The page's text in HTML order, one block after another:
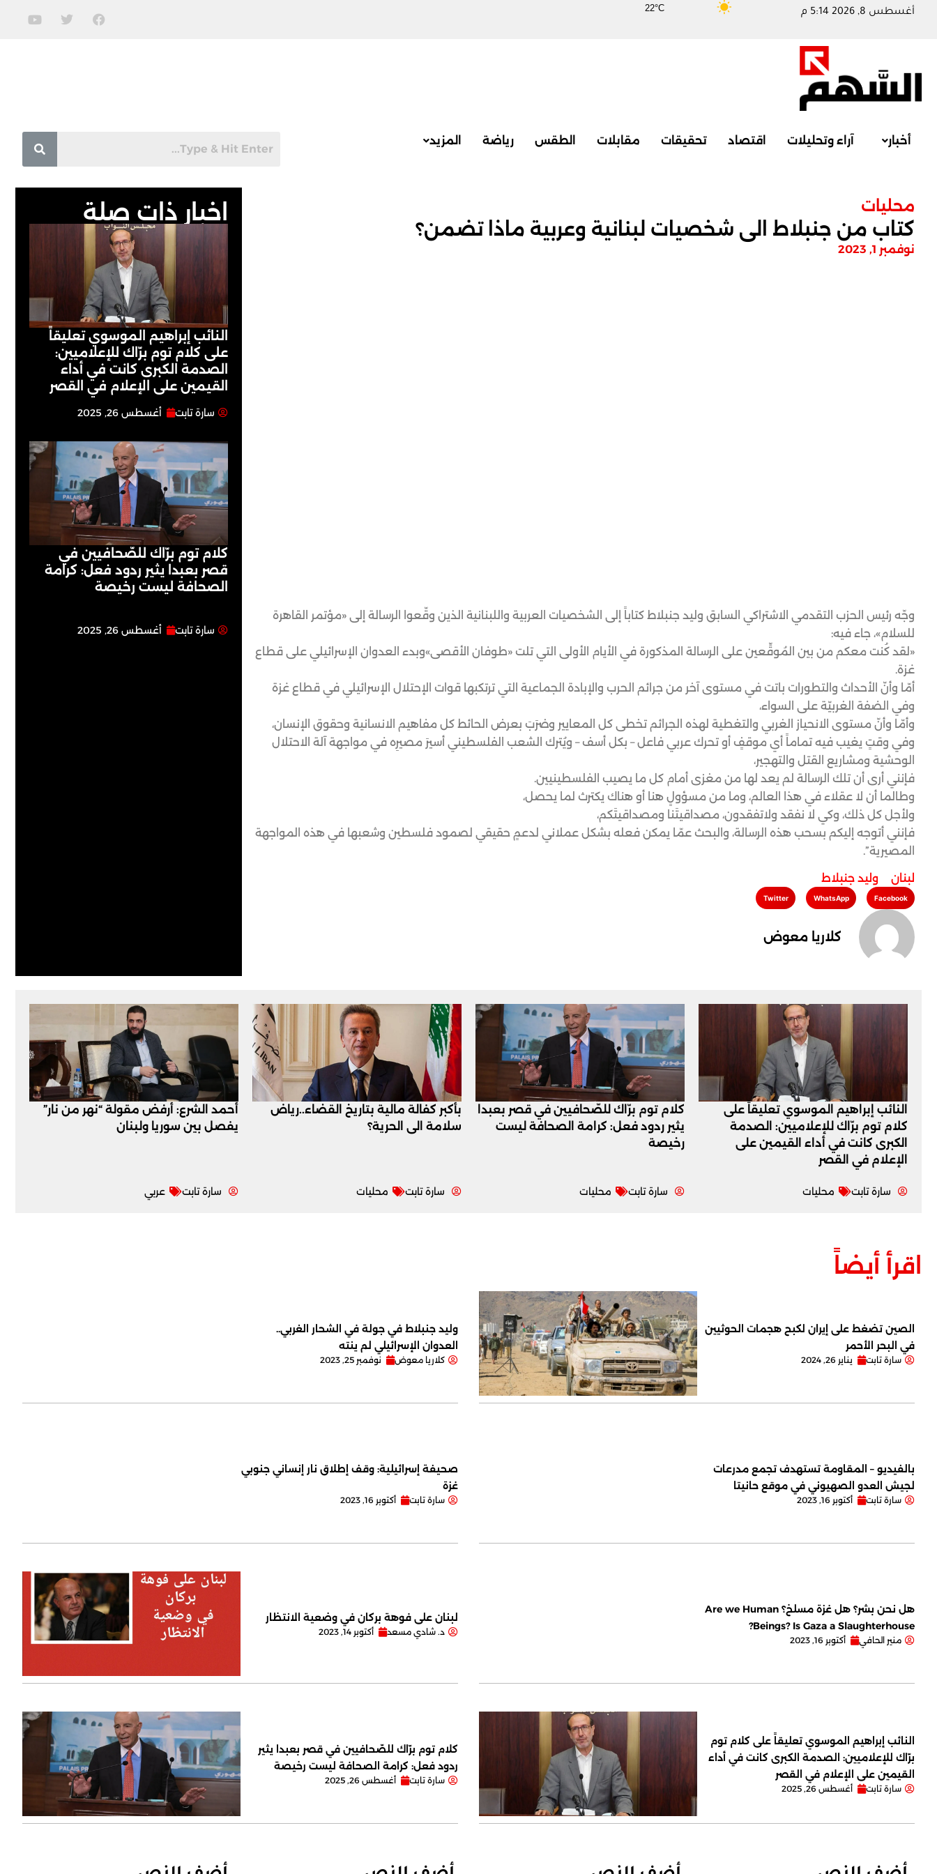
22°C أغسطس 8, 2026 5:14 م
أخبار آراء وتحليلات اقتصاد تحقيقات مقابلات الطقس رياضة المزيد
اخبار ذات صلة
النائب إبراهيم الموسوي تعليقاً
على كلام توم برّاك للإعلاميين:
الصدمة الكبرى كانت في أداء
القيمين على ‏الإعلام في القصر
سارة تابت أغسطس 26, 2025
كلام توم برّاك للصّحافيين في
قصر بعبدا يثير ردود فعل: كرامة
الصحافة ليست رخيصة
سارة تابت أغسطس 26, 2025
محليات
كتاب من جنبلاط الى شخصيات لبنانية وعربية ماذا تضمن؟
نوفمبر 1, 2023
وجّه رئيس الحزب التقدمي الاشتراكي السابق وليد جنبلاط كتاباً إلى الشخصيات العربية واللبنانية الذين وقّعوا الرسالة إلى «مؤتمر القاهرة
للسلام»، جاء فيه:
«لقد كُنت معكم من بين المُوقِّعين على الرسالة المذكورة في الأيام الأولى التي تلت «طوفان الأقصى»وبدء العدوان الإسرائيلي على قطاع
غزة.
أمّا وأنّ الأحداث والتطورات باتت في مستوى آخر من جرائم الحرب والإبادة الجماعية التي ترتكبها قوات الإحتلال الإسرائيلي في قطاع غزة
وفي الضفة الغربيّة على السواء،
وأمّا وأنّ مستوى الانحياز الغربي والتغطية لهذه الجرائم تخطى كل المعايير وضرَبَ بعرض الحائط كل مفاهيم الانسانية وحقوق الإنسان،
وفي وقتٍ يغيب فيه تماماً أي موقفٍ أو تحرك عربي فاعل – بكل أسف – ويُترك الشعب الفلسطيني أسيرَ مصيرِه في مواجهة آلة الاحتلال
الوحشية ومشاريع القتل والتهجير،
فإنني أرى أن تلك الرسالة لم يعد لها من مغزى أمام كل ما يصيب الفلسطينيين.
وطالما أن لا عقلاء في هذا العالم، وما من مسؤولٍ هنا أو هناك يكترث لما يحصل،
ولأجل كل ذلك، وكي لا نفقد ولاتفقدون، مصداقيتَنا ومصداقيتَكم،
فإنني أتوجه إليكم بسحب هذه الرسالة، والبحث عمّا يمكن فعله بشكل عملاني لدعمٍ حقيقي لصمود فلسطين وشعبها في هذه المواجهة
المصيرية”.
لبنان وليد جنبلاط
Facebook
WhatsApp
Twitter
كلاريا معوض
النائب إبراهيم الموسوي تعليقاً على
كلام توم برّاك للإعلاميين: الصدمة
الكبرى كانت في أداء القيمين على
‏الإعلام في القصر
سارة تابت محليات
كلام توم برّاك للصّحافيين في قصر بعبدا
يثير ردود فعل: كرامة الصحافة ليست
رخيصة
سارة تابت محليات
بأكبر كفالة مالية بتاريخ القضاء..رياض
سلامة الى الحرية؟
سارة تابت محليات
أحمد الشرع: أرفض مقولة “نهر من نار”
يفصل بين سوريا ولبنان
سارة تابت عربي
اقرأ أيضاً
الصين تضغط على إيران لكبح هجمات الحوثيين
في البحر الأحمر
سارة تابت يناير 26, 2024
وليد جنبلاط في جولة في الشحار الغربي..
العدوان الإسرائيلي لم ينته
كلاريا معوض نوفمبر 25, 2023
بالفيديو – المقاومة تستهدف تجمع مدرعات
لجيش العدو الصهيوني في موقع حانيتا
سارة تابت أكتوبر 16, 2023
صحيفة إسرائيلية: وقف إطلاق نار إنساني جنوبي
غزة
سارة تابت أكتوبر 16, 2023
هل نحن بشر؟ هل غزة مسلخ؟ Are we Human
Beings? Is Gaza a Slaughterhouse?
منير الحافي أكتوبر 16, 2023
لبنان على فوهة بركان في وضعية الانتظار
د. شادي مسعد أكتوبر 14, 2023
النائب إبراهيم الموسوي تعليقاً على كلام توم
برّاك للإعلاميين: الصدمة الكبرى كانت في أداء
القيمين على ‏الإعلام في القصر
سارة تابت أغسطس 26, 2025
كلام توم برّاك للصّحافيين في قصر بعبدا يثير
ردود فعل: كرامة الصحافة ليست رخيصة
سارة تابت أغسطس 26, 2025